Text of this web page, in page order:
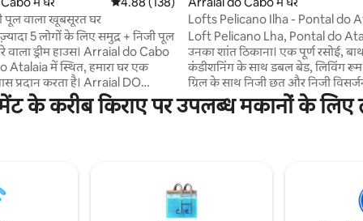
पूल वाला खूबसूरत घर
5 लोगों के लिए समुद्र + निजी पूल
ड्रीम हाउस। Arraial do Cabo
Atalaia में स्थित, हमारा घर एक
प्रदान करता है। Arraial DO
खूबसूरत समुद्र तटों के पास होने का
do Pontal से 6 मिनट की
घर
Lofts Pelicano Ilha - Pontal do
Pool
Loft Pelicano Lha, Pontal do
उनका शांत ठिकाना। एक पूर्ण रसोई,
कंडीशनिंग के साथ डबल बेड, लिविंग
ग्रिल के साथ निजी छत और निजी
आरामदायक सजावट, प्रकृति के साथ
लिए आदर्श। प्रसिद्ध Prainhas do
आराम करने के लिए तैयार हो जाएँ।
के करीब किराए पर उपलब्ध मकानों के लिए